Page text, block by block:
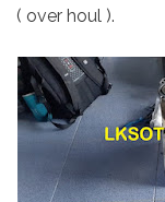
( over houl ).